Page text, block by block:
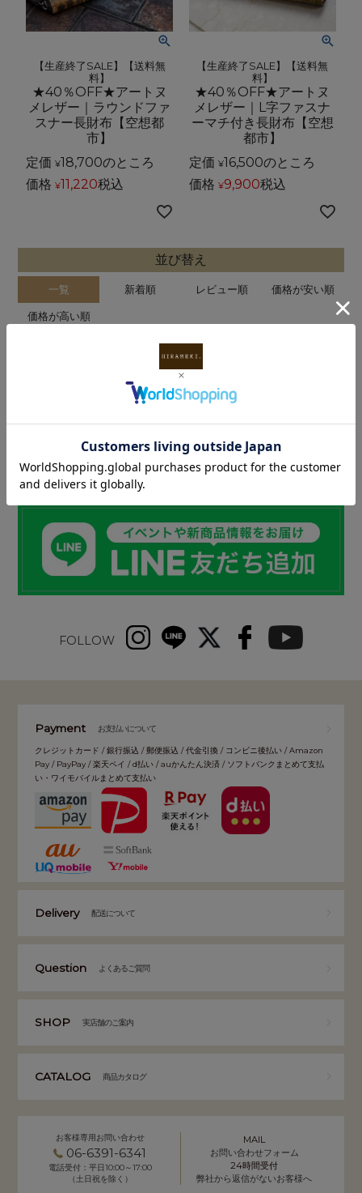
【生産終了SALE】【送料無
料】
★40％OFF★アートヌ
メレザー｜ラウンドファ
スナー長財布【空想都
市】
定価 ¥18,700のところ
価格 ¥11,220税込
【生産終了SALE】【送料無
料】
★40％OFF★アートヌ
メレザー｜L字ファスナ
ーマチ付き長財布【空想
都市】
定価 ¥16,500のところ
価格 ¥9,900税込
並び替え
一覧 新着順 レビュー順 価格が安い順
価格が高い順
INFORMATION
FOLLOW
Payment お支払いについて
クレジットカード / 銀行振込 / 郵便振込 / 代金引換 / コンビニ後払い / Amazon
Pay / PayPay / 楽天ペイ / d払い / auかんたん決済 / ソフトバンクまとめて支払
い・ワイモバイルまとめて支払い
Delivery 配送について
Question よくあるご質問
SHOP 実店舗のご案内
CATALOG 商品カタログ
お客様専用お問い合わせ
06-6391-6341
電話受付：平日10:00～17:00
（土日祝を除く）
MAIL
お問い合わせフォーム
24時間受付
弊社から返信がないお客様へ